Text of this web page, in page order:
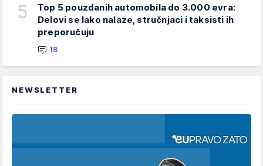
5
Top 5 pouzdanih automobila do 3.000 evra:
Delovi se lako nalaze, stručnjaci i taksisti ih
preporučuju
18
NEWSLETTER